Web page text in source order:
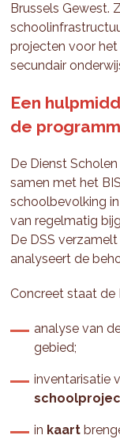
Brussels Gewest.
projecten voor het
secundair
Een
de
De Dienst
samen met het
schoolbevolking
van regelmatig
De DSS
analyseert de
Concreet staat de
analyse van
gebied;
inventarisatie
in kaart